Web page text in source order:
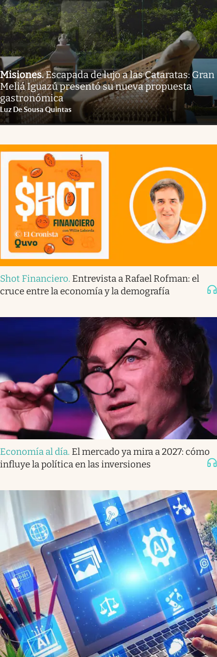
Misiones.Escapada de lujo a las Cataratas: Gran
Meliá Iguazú presentó su nueva propuesta
gastronómica
Luz De Sousa Quintas
Shot Financiero. Entrevista a Rafael Rofman: el
cruce entre la economía y la demografía
Economía al día. El mercado ya mira a 2027: cómo
influye la política en las inversiones